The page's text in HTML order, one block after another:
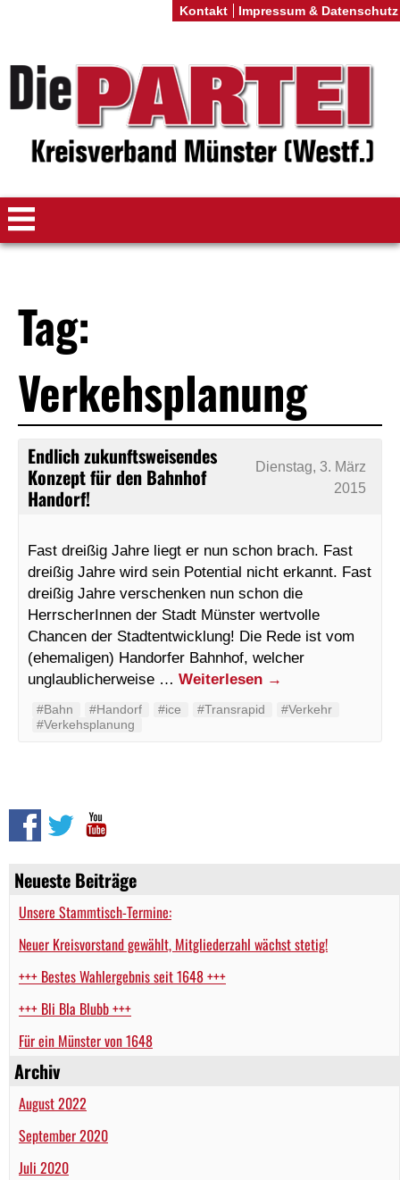
Neueste Beiträge
Unsere Stammtisch-Termine:
Neuer Kreisvorstand gewählt, Mitgliederzahl wächst stetig!
+++ Bestes Wahlergebnis seit 1648 +++
+++ Bli Bla Blubb +++
Für ein Münster von 1648
Archiv
August 2022
September 2020
Juli 2020
Tag:
Verkehsplanung
Endlich zukunftsweisendes
Konzept für den Bahnhof
Handorf!
Dienstag, 3. März
2015
Fast dreißig Jahre liegt er nun schon brach. Fast
dreißig Jahre wird sein Potential nicht erkannt. Fast
dreißig Jahre verschenken nun schon die
HerrscherInnen der Stadt Münster wertvolle
Chancen der Stadtentwicklung! Die Rede ist vom
(ehemaligen) Handorfer Bahnhof, welcher
unglaublicherweise … Weiterlesen →
#Bahn #Handorf #ice #Transrapid
#Verkehr
#Verkehsplanung
Kontakt Impressum & Datenschutz